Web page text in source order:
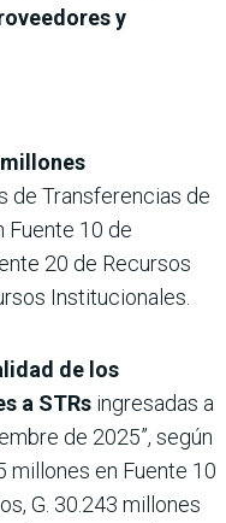
y
de Transferencias de
Fuente 10 de
20 de Recursos
Institucionales.
de los
a STRs ingresadas a
de 2025”, según
millones en Fuente 10
G. 30.243 millones